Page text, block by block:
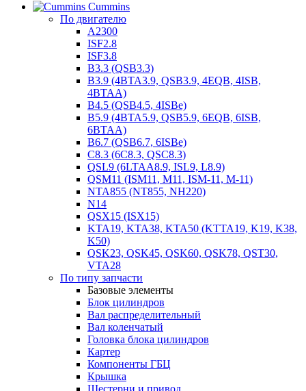
Cummins
По двигателю
A2300
ISF2.8
ISF3.8
B3.3 (QSB3.3)
B3.9 (4BTA3.9, QSB3.9, 4EQB, 4ISB,
4BTAA)
B4.5 (QSB4.5, 4ISBe)
B5.9 (4BTA5.9, QSB5.9, 6EQB, 6ISB,
6BTAA)
B6.7 (QSB6.7, 6ISBe)
C8.3 (6C8.3, QSC8.3)
QSL9 (6LTAA8.9, ISL9, L8.9)
QSM11 (ISM11, M11, ISM-11, M-11)
NTA855 (NT855, NH220)
N14
QSX15 (ISX15)
KTA19, KTA38, KTA50 (KTTA19, K19, K38,
K50)
QSK23, QSK45, QSK60, QSK78, QST30,
VTA28
По типу запчасти
Базовые элементы
Блок цилиндров
Вал распределительный
Вал коленчатый
Головка блока цилиндров
Картер
Компоненты ГБЦ
Крышка
Шестерни и привод